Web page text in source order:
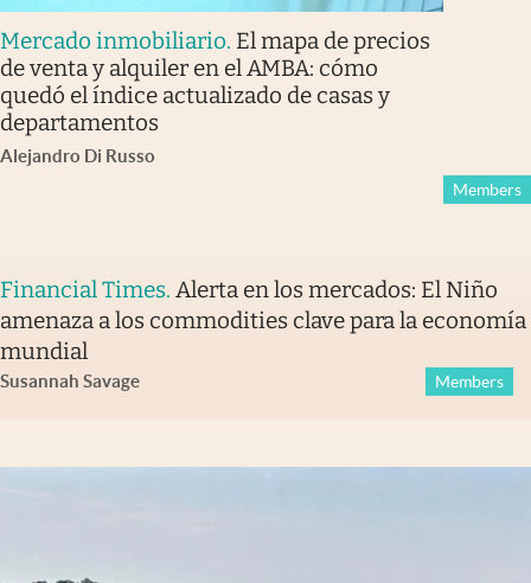
Mercado inmobiliario. El mapa de precios
de venta y alquiler en el AMBA: cómo
quedó el índice actualizado de casas y
departamentos
Alejandro Di Russo
Members
Financial Times. Alerta en los mercados: El Niño
amenaza a los commodities clave para la economía
mundial
Susannah Savage Members